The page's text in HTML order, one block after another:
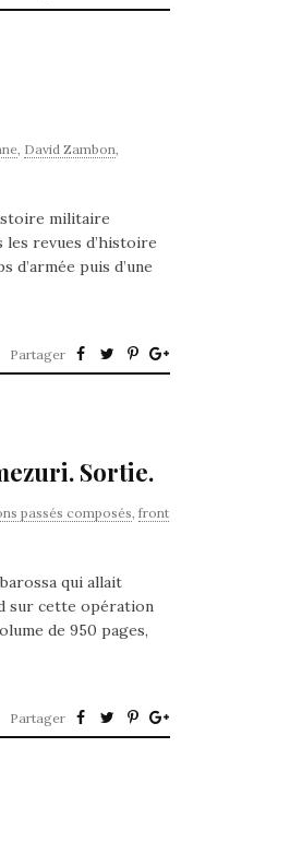
, David Zambon,
militaire
revues d’histoire
d’armée puis d’une
Partager
Sortie.
passés composés, front
qui allait
sur cette opération
de 950 pages,
Partager